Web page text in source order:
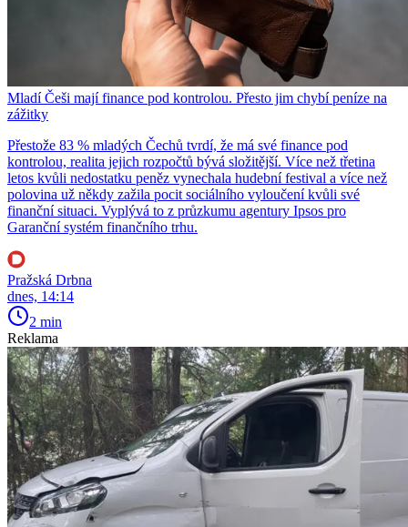
Mladí Češi mají finance pod kontrolou. Přesto jim chybí peníze na
zážitky
Přestože 83 % mladých Čechů tvrdí, že má své finance pod
kontrolou, realita jejich rozpočtů bývá složitější. Více než třetina
letos kvůli nedostatku peněz vynechala hudební festival a více než
polovina už někdy zažila pocit sociálního vyloučení kvůli své
finanční situaci. Vyplývá to z průzkumu agentury Ipsos pro
Garanční systém finančního trhu.
Pražská Drbna
dnes, 14:14
2 min
Reklama